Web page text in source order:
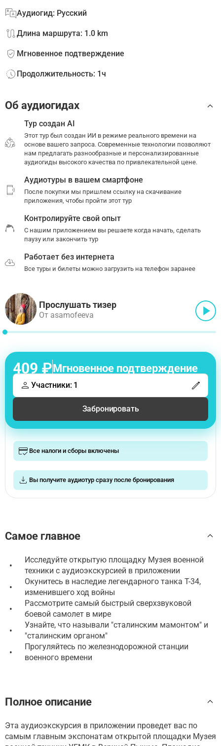
Аудиогид: Русский
Длина маршрута: 1.0 km
Мгновенное подтверждение
Продолжительность: 1ч
Об аудиогидах
Тур создан AI
Этот тур был создан ИИ в режиме реального времени на
основе вашего запроса. Современные технологии позволяют
нам предлагать разнообразные и персонализированные
аудиогиды высокого качества по привлекательной цене.
Аудиотуры в вашем смартфоне
После покупки мы пришлем ссылку на скачивание
приложения, чтобы пройти этот тур
Контролируйте свой опыт
С нашим приложением вы решаете когда начать, сделать
паузу или закончить тур
Работает без интернета
Все туры и билеты можно загрузить на телефон заранее
Прослушать тизер
От asamofeeva
409 ₽Мгновенное подтверждение
Участники: 1
Забронировать
Все налоги и сборы включены
Вы получите аудиотур сразу после бронирования
Самое главное
•
Исследуйте открытую площадку Музея военной
техники с аудиоэкскурсией в приложении
•
Окунитесь в наследие легендарного танка Т-34,
изменившего ход войны
•
Рассмотрите самый быстрый сверхзвуковой
боевой самолет в мире
•
Узнайте, что называли "сталинским мамонтом" и
"сталинским органом"
•
Прогуляйтесь по железнодорожной станции
военного времени
Полное описание
Эта аудиоэкскурсия в приложении проведет вас по
самым главным экспонатам открытой площадки Музея